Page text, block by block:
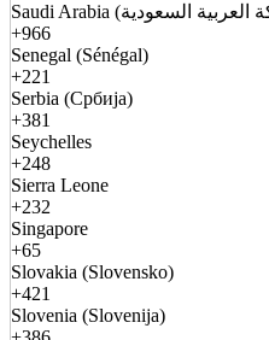
+966
Senegal (Sénégal)
+221
Serbia (Србија)
+381
Seychelles
+248
Sierra Leone
+232
Singapore
+65
Slovakia (Slovensko)
+421
Slovenia (Slovenija)